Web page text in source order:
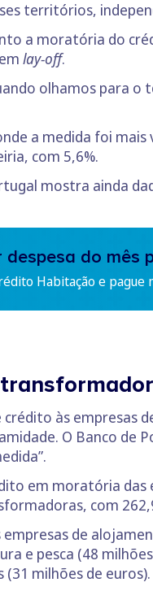
territórios,
a moratória do
lay-off.
olhamos para o
a medida foi
com 5,6%.
mostra ainda
despesa do mês
Habitação e pague
às empresas
O Banco de
em moratória das
com
empresas de
e pesca (48
milhões de euros).